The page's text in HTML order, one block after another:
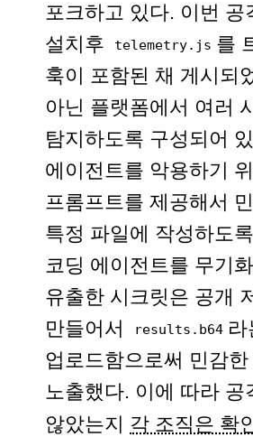
포크하고 있다. 이번 공
설치후
telemetry.js 를
훅이 포함된 채 게시되
아닌 플랫폼에서 여러
탐지하도록 구성되어
에이전트를 악용하기
프롬프트를 제공해서
특정 파일에 작성하도
코딩 에이전트를 무기
유출한 시크릿은 공개
만들어서
results.b64 라
업로드함으로써 민감
노출했다. 이에 따라 공
않았는지 각 조직은 확